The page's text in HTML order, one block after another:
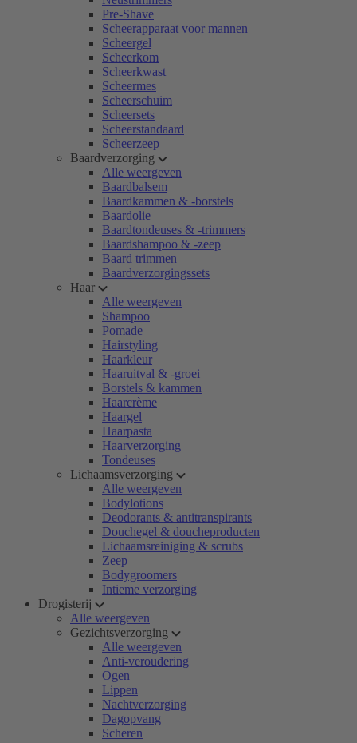
Pre-Shave
Scheerapparaat voor mannen
Scheergel
Scheerkom
Scheerkwast
Scheermes
Scheerschuim
Scheersets
Scheerstandaard
Scheerzeep
Baardverzorging
Alle weergeven
Baardbalsem
Baardkammen & -borstels
Baardolie
Baardtondeuses & -trimmers
Baardshampoo & -zeep
Baard trimmen
Baardverzorgingssets
Haar
Alle weergeven
Shampoo
Pomade
Hairstyling
Haarkleur
Haaruitval & -groei
Borstels & kammen
Haarcrème
Haargel
Haarpasta
Haarverzorging
Tondeuses
Lichaamsverzorging
Alle weergeven
Bodylotions
Deodorants & antitranspirants
Douchegel & doucheproducten
Lichaamsreiniging & scrubs
Zeep
Bodygroomers
Intieme verzorging
Drogisterij
Alle weergeven
Gezichtsverzorging
Alle weergeven
Anti-veroudering
Ogen
Lippen
Nachtverzorging
Dagopvang
Scheren